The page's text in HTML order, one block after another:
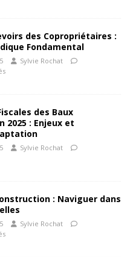
des Copropriétaires :
Fondamental
Sylvie Rochat
des Baux
2025 : Enjeux et
Sylvie Rochat
: Naviguer dans
Sylvie Rochat